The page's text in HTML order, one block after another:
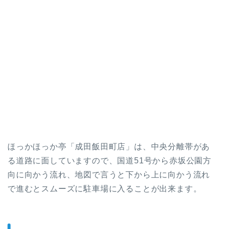
ほっかほっか亭「成田飯田町店」は、中央分離帯があ
る道路に面していますので、国道51号から赤坂公園方
向に向かう流れ、地図で言うと下から上に向かう流れ
で進むとスムーズに駐車場に入ることが出来ます。